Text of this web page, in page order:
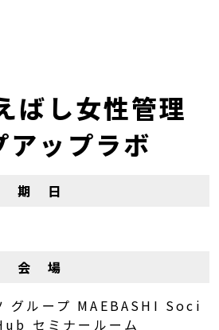
ばし女性管理
アップラボ
期 日
会 場
グループ MAEBASHI Soci
セミナールーム